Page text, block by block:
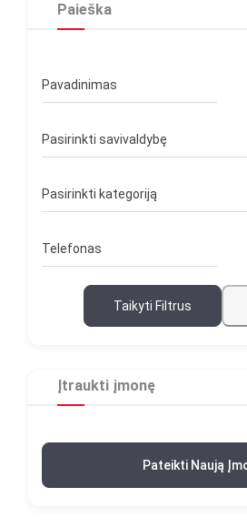
Paieška
Pavadinimas
Pasirinkti savivaldybę
Pasirinkti kategoriją
Telefonas
Taikyti Filtrus
Įtraukti įmonę
Pateikti Naują